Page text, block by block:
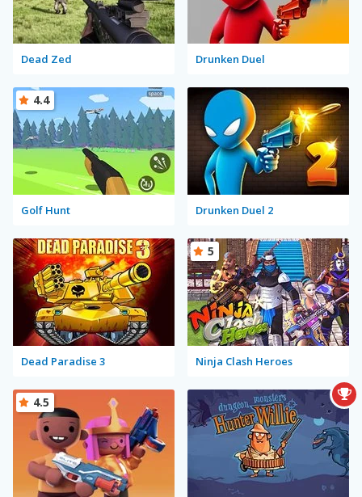
Dead Zed Drunken Duel
Golf Hunt
4.4
Drunken Duel 2
Dead Paradise 3 Ninja Clash Heroes
5
4.5